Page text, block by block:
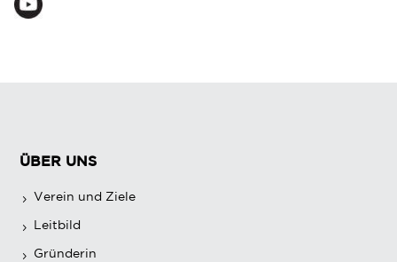
ÜBER UNS
Verein und Ziele
Leitbild
Gründerin